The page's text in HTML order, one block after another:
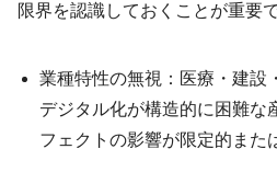
限界を認識しておくことが重要で
業種特性の無視：医療・建設
デジタル化が構造的に困難な
フェクトの影響が限定的また